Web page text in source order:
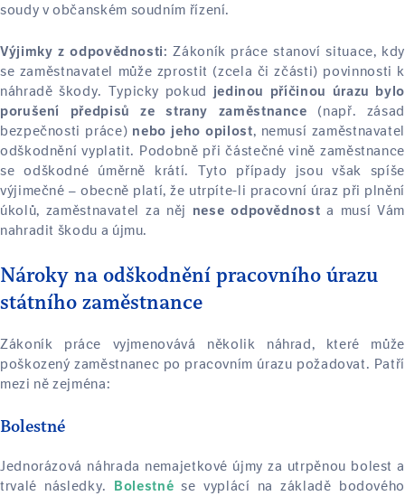
soudy v občanském soudním řízení.
Výjimky z odpovědnosti: Zákoník práce stanoví situace, kdy
se zaměstnavatel může zprostit (zcela či zčásti) povinnosti k
náhradě škody. Typicky pokud jedinou příčinou úrazu bylo
porušení předpisů ze strany zaměstnance (např. zásad
bezpečnosti práce) nebo jeho opilost, nemusí zaměstnavatel
odškodnění vyplatit. Podobně při částečné vině zaměstnance
se odškodné úměrně krátí. Tyto případy jsou však spíše
výjimečné – obecně platí, že utrpíte-li pracovní úraz při plnění
úkolů, zaměstnavatel za něj nese odpovědnost a musí Vám
nahradit škodu a újmu.
Nároky na odškodnění pracovního úrazu
státního zaměstnance
Zákoník práce vyjmenovává několik náhrad, které může
poškozený zaměstnanec po pracovním úrazu požadovat. Patří
mezi ně zejména:
Bolestné
Jednorázová náhrada nemajetkové újmy za utrpěnou bolest a
trvalé následky.
Bolestné se vyplácí na základě bodového